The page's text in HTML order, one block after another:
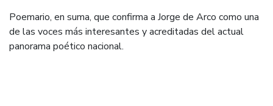
Poemario, en suma, que confirma a Jorge de Arco como una
de las voces más interesantes y acreditadas del actual
panorama poético nacional.